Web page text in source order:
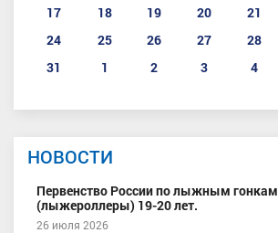
17
18 19 20 21
24
25 26 27 28
31
1 2 3 4
НОВОСТИ
Первенство России по лыжным гонкам
(лыжероллеры) 19-20 лет.
26 июля 2026